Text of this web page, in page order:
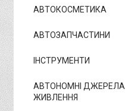
АВТОКОСМЕТИКА
АВТОЗАПЧАСТИНИ
ІНСТРУМЕНТИ
АВТОНОМНІ ДЖЕРЕЛА
ЖИВЛЕННЯ